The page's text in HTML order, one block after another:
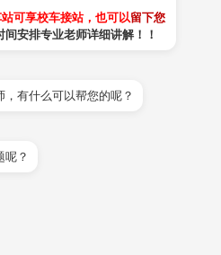
可享校车接站，也可以留下您
间安排专业老师详细讲解！！
有什么可以帮您的呢？
呢？